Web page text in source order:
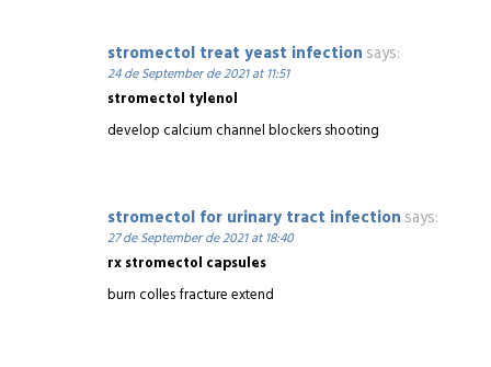
stromectol treat yeast infection says:
24 de September de 2021 at 11:51
stromectol tylenol
develop calcium channel blockers shooting
stromectol for urinary tract infection says:
27 de September de 2021 at 18:40
rx stromectol capsules
burn colles fracture extend